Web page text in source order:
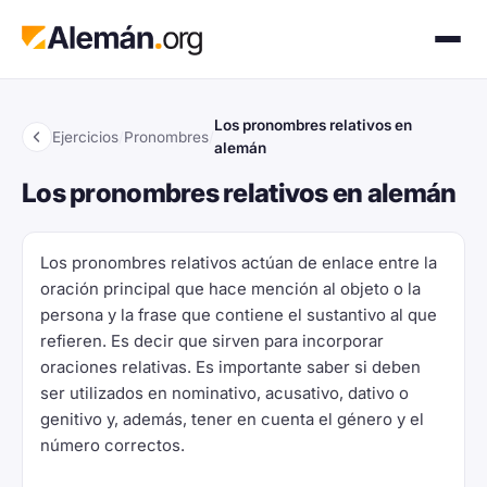
Ejercicios Pronombres
Los pronombres relativos en
alemán
Los pronombres relativos en alemán
Los pronombres relativos actúan de enlace entre la
oración principal que hace mención al objeto o la
persona y la frase que contiene el sustantivo al que
refieren. Es decir que sirven para incorporar
oraciones relativas. Es importante saber si deben
ser utilizados en nominativo, acusativo, dativo o
genitivo y, además, tener en cuenta el género y el
número correctos.